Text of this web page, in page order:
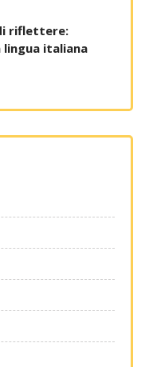
riflettere:
lingua italiana